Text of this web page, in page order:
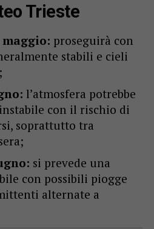
Trieste
maggio: proseguirà con
stabili e cieli
l’atmosfera potrebbe
con il rischio di
soprattutto tra
si prevede una
con possibili piogge
alternate a